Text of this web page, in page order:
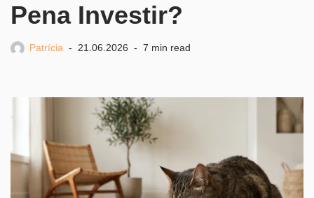
Pena Investir?
Patrícia 21.06.2026 7 min read